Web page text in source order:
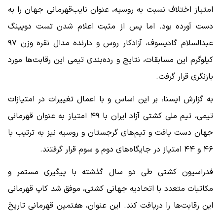
امتیاز اختلاف نسبت به روسیه، عنوان نایب‌قهرمانی جهان را به
دست آورده بود. اما پس از مثبت اعلام شدن تست دوپینگ
عبدالسلام گادیسوف، آزادکار روس و دارنده مدال نقره وزن ۹۷
کیلوگرم این مسابقات، نتایج و رده‌بندی تیمی این رقابت‌ها مورد
بازنگری قرار گرفت.
به گزارش ایسنا، بر این اساس و با اعمال تغییرات در امتیازات
تیمی، تیم ملی کشتی آزاد ایران با ۴۹ امتیاز به عنوان قهرمانی
جهان دست یافت و تیم‌های گرجستان و روسیه نیز به ترتیب با
۴۶ و ۴۴ امتیاز در جایگاه‌های دوم و سوم قرار گرفتند.
فدراسیون کشتی طی دو سال گذشته با پیگیری مستمر و
مکاتبات متعدد با اتحادیه جهانی کشتی، موفق شد کاپ قهرمانی
این رقابت‌ها را دریافت کند. این عنوان، هفتمین قهرمانی تاریخ